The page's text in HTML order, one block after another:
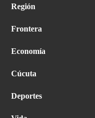
Región
Frontera
Economía
Cúcuta
Deportes